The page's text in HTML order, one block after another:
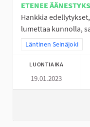
ETENEE
Hankkia
lumettaa kunnolla,
Rajaa tulokset
Läntinen Seinäjoki
LUONTIAIKA
19.01.2023